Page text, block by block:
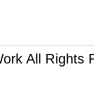
All Rights